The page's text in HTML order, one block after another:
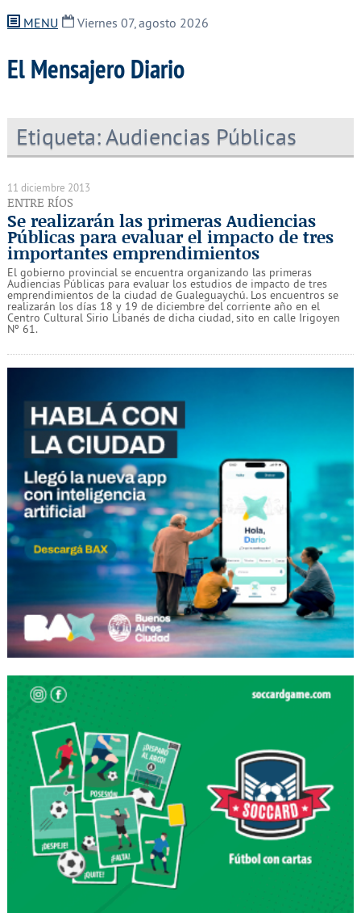
MENU Viernes 07, agosto 2026
El Mensajero Diario
Etiqueta:Audiencias Públicas
11 diciembre 2013
ENTRE RÍOS
Se realizarán las primeras Audiencias
Públicas para evaluar el impacto de tres
importantes emprendimientos
El gobierno provincial se encuentra organizando las primeras
Audiencias Públicas para evaluar los estudios de impacto de tres
emprendimientos de la ciudad de Gualeguaychú. Los encuentros se
realizarán los días 18 y 19 de diciembre del corriente año en el
Centro Cultural Sirio Libanés de dicha ciudad, sito en calle Irigoyen
Nº 61.